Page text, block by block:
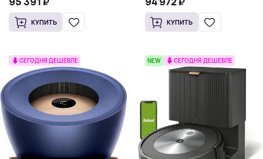
КУПИТЬ КУПИТЬ
СЕГОДНЯ ДЕШЕВЛЕ NEW СЕГОДНЯ ДЕШЕВЛЕ